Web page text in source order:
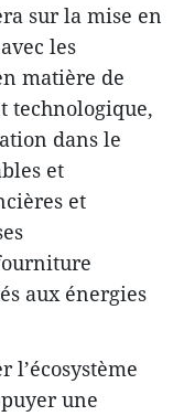
sur la mise en
les
matière de
technologique,
dans le
et
et
aux énergies
une